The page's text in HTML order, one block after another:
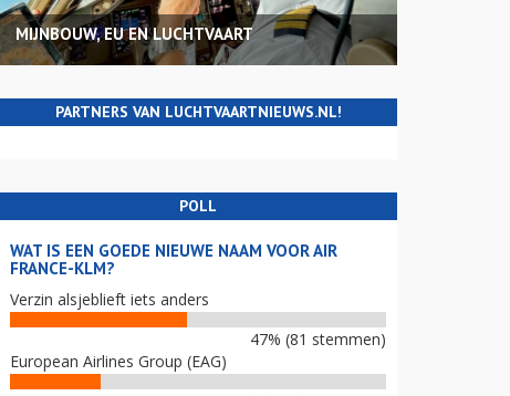
MIJNBOUW, EU EN LUCHTVAART
PARTNERS VAN LUCHTVAARTNIEUWS.NL!
POLL
WAT IS EEN GOEDE NIEUWE NAAM VOOR AIR
FRANCE-KLM?
Verzin alsjeblieft iets anders
47% (81 stemmen)
European Airlines Group (EAG)